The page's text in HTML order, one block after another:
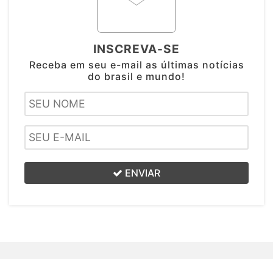
INSCREVA-SE
Receba em seu e-mail as últimas notícias
do brasil e mundo!
ENVIAR